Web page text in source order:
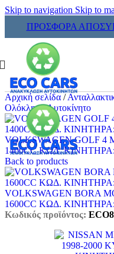
Skip to navigation Skip to
ΠΡΟΣΦΟΡΑ
Αρχική σελίδα /
Ολόκληρο Αυτοκίνητο
VOLKSWAGEN GOLF
1400CC ΚΩΔ.
Back to products
VOLKSWAGEN BORA
1600CC ΚΩΔ.
Κωδικός προϊόντος: